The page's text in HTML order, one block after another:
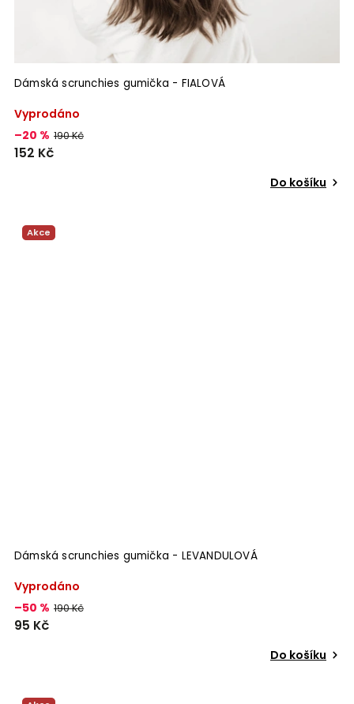
Dámská scrunchies gumička - FIALOVÁ
Vyprodáno
–20 % 190 Kč
152 Kč
Do košíku
Akce
Dámská scrunchies gumička - LEVANDULOVÁ
Vyprodáno
–50 % 190 Kč
95 Kč
Do košíku